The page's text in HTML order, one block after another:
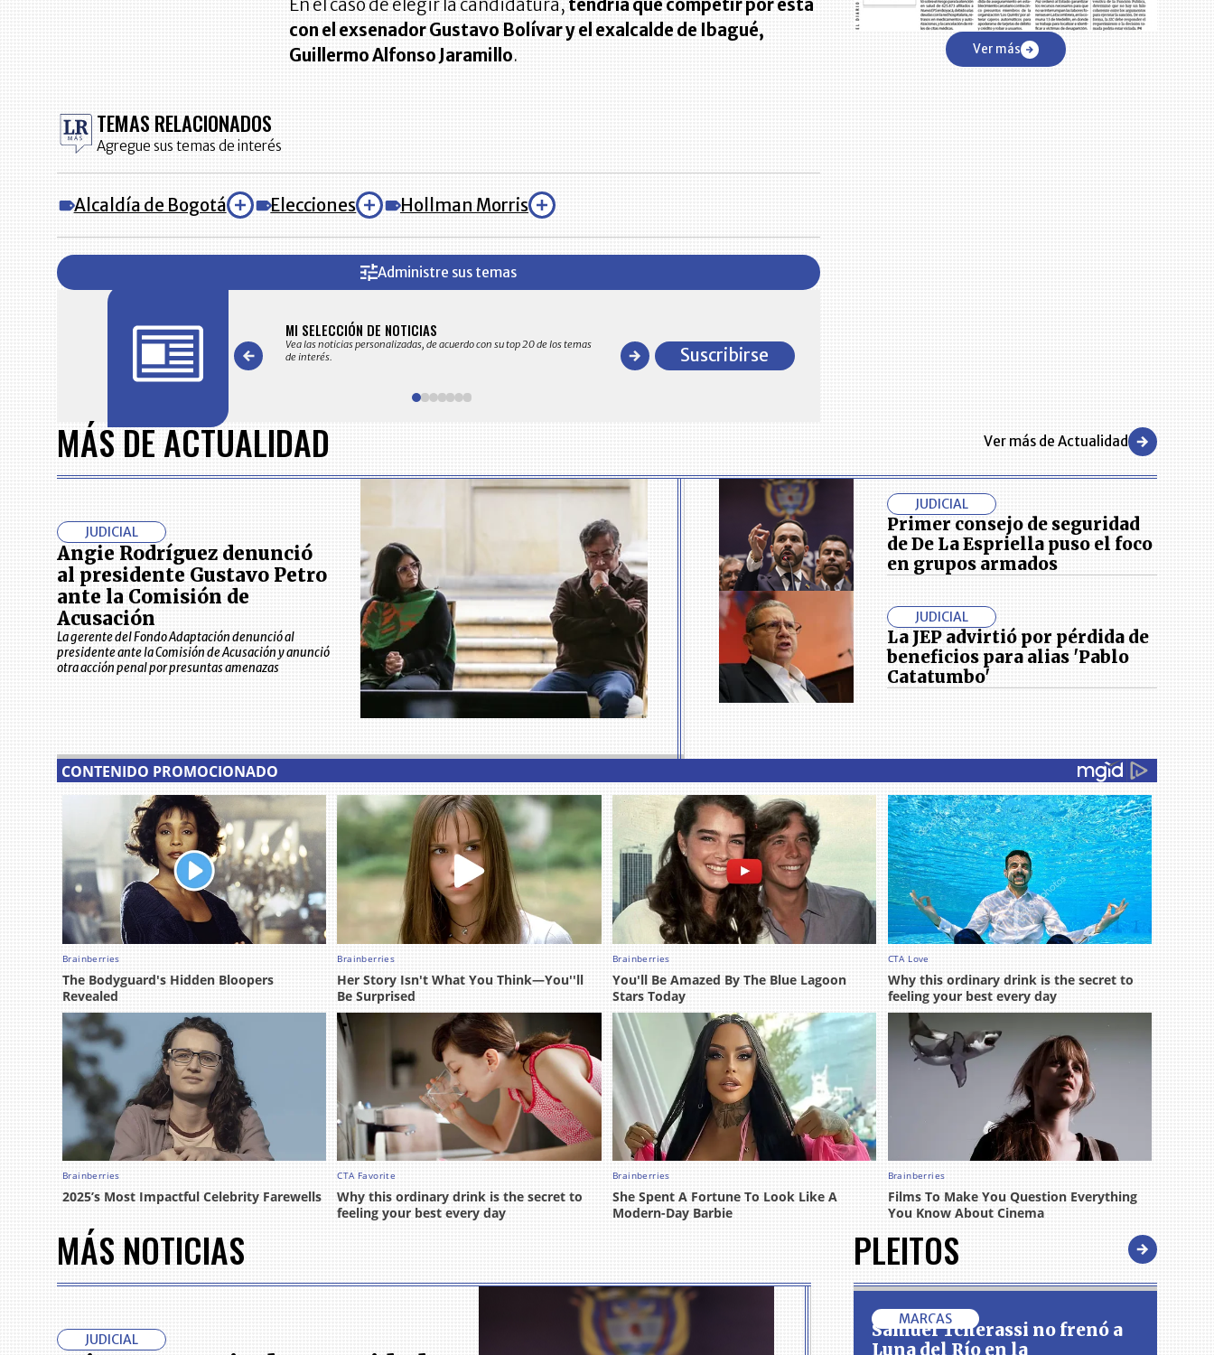
En el caso de elegir la candidatura, tendría que competir por esta
con el exsenador Gustavo Bolívar y el exalcalde de Ibagué,
Guillermo Alfonso Jaramillo. Ver más
TEMAS RELACIONADOS
Agregue sus temas de interés
Alcaldía de Bogotá Elecciones Hollman Morris
Administre sus temas
en su correo electrónico las noticias seleccionadas por nuestro
MI SELECCIÓN DE NOTICIAS
Vea las noticias personalizadas, de acuerdo con su top 20 de los temas
de interés.
comportamiento general y detallado de las 10.000 primeras empresas
en ventas en Colombia
of
7
Suscribirse
MÁS DE ACTUALIDAD Ver más de Actualidad
JUDICIAL
Angie Rodríguez denunció
al presidente Gustavo Petro
ante la Comisión de
Acusación
La gerente del Fondo Adaptación denunció al
presidente ante la Comisión de Acusación y anunció
otra acción penal por presuntas amenazas
JUDICIAL
Primer consejo de seguridad
de De La Espriella puso el foco
en grupos armados
JUDICIAL
La JEP advirtió por pérdida de
beneficios para alias 'Pablo
Catatumbo'
MÁS NOTICIAS
JUDICIAL
PLEITOS
MARCAS
Samuel Tcherassi no frenó a
Luna del Río en la